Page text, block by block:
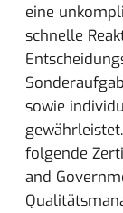
eine
schnelle
sowie
folgende
and